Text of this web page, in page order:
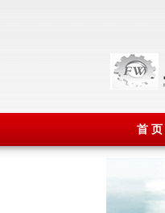
首 页